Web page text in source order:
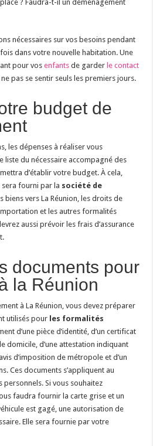
? Faudra-t-il un déménagement
nécessaires sur vos besoins pendant
dans votre nouvelle habitation. Une
pour vosenfants de garder le contact
pas se sentir seuls les premiers jours.
budget de
les dépenses à réaliser vous
liste du nécessaire accompagné des
d’établir votre budget. À cela,
sera fourni par la société de
biens vers La Réunion, les droits de
et les autres formalités
aussi prévoir les frais d’assurance
documents pour
la Réunion
à La Réunion, vous devez préparer
utilisés pour les formalités
d’une pièce d’identité, d’un certificat
domicile, d’une attestation indiquant
d’imposition de métropole et d’un
Ces documents s’appliquent au
Si vous souhaitez
faudra fournir la carte grise et un
est gagé, une autorisation de
Elle sera fournie par votre